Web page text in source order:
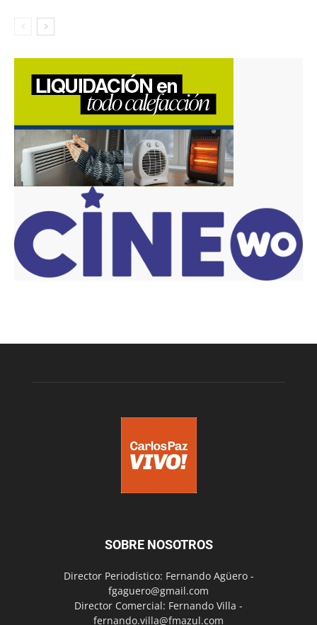
SOBRE NOSOTROS
Director Periodístico: Fernando Agüero -
fgaguero@gmail.com
Director Comercial: Fernando Villa -
fernando.villa@fmazul.com